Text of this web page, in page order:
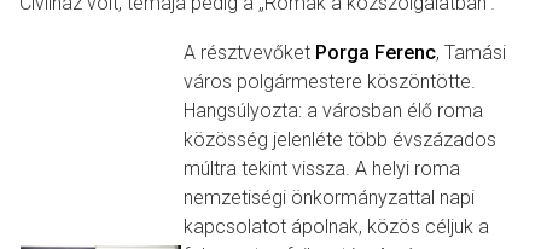
A résztvevőket Porga Ferenc, Tamási
város polgármestere köszöntötte.
Hangsúlyozta: a városban élő roma
közösség jelenléte több évszázados
múltra tekint vissza. A helyi roma
nemzetiségi önkormányzattal napi
kapcsolatot ápolnak, közös céljuk a